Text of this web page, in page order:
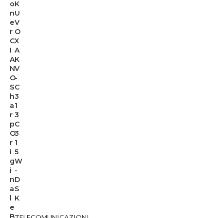
o
n
e
r
C
I
A
N
O
S
h
a
r
p
O
r
i
g
i
n
a
l
e
K
U
V
O
X
A
K
V
-
C
3
1
3
C
3
1
5
W
-
D
S
K